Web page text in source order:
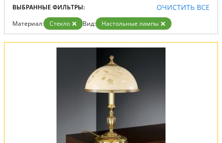
ВЫБРАННЫЕ ФИЛЬТРЫ: ОЧИСТИТЬ ВСЕ
Материал: Стекло Вид: Настольные лампы